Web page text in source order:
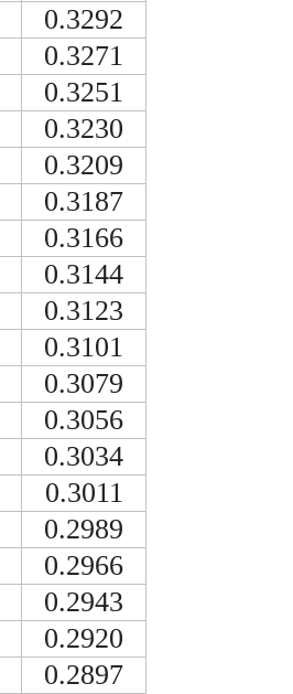
0.3292
0.3271
0.3251
0.3230
0.3209
0.3187
0.3166
0.3144
0.3123
0.3101
0.3079
0.3056
0.3034
0.3011
0.2989
0.2966
0.2943
0.2920
0.2897